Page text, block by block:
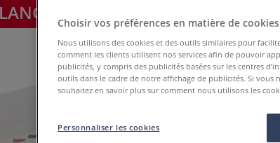
Choisir vos préférences en matière de cookies
Nous utilisons des cookies et des outils similaires pour
comment les clients utilisent nos services afin de pouvoir
publicités, y compris des publicités basées sur les centres
outils dans le cadre de notre affichage de publicités. Si vous
souhaitez en savoir plus sur comment nous utilisons les
Personnaliser les cookies